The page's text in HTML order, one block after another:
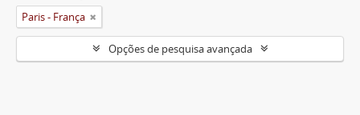
Paris - França
Opções de pesquisa avançada